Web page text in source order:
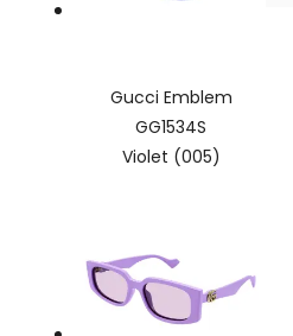
Gucci Emblem
GG1534S
Violet (005)